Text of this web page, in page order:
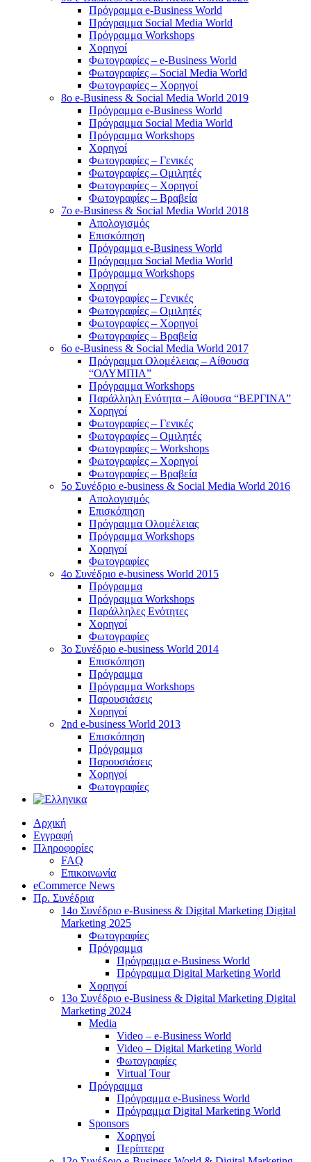
Πρόγραμμα e-Business World
Πρόγραμμα Social Media World
Πρόγραμμα Workshops
Χορηγοί
Φωτογραφίες – e-Business World
Φωτογραφίες – Social Media World
Φωτογραφίες – Χορηγοί
8o e-Business & Social Media World 2019
Πρόγραμμα e-Business World
Πρόγραμμα Social Media World
Πρόγραμμα Workshops
Χορηγοί
Φωτογραφίες – Γενικές
Φωτογραφίες – Ομιλητές
Φωτογραφίες – Χορηγοί
Φωτογραφίες – Βραβεία
7o e-Business & Social Media World 2018
Απολογισμός
Επισκόπηση
Πρόγραμμα e-Business World
Πρόγραμμα Social Media World
Πρόγραμμα Workshops
Χορηγοί
Φωτογραφίες – Γενικές
Φωτογραφίες – Ομιλητές
Φωτογραφίες – Χορηγοί
Φωτογραφίες – Βραβεία
6o e-Business & Social Media World 2017
Πρόγραμμα Ολομέλειας – Αίθουσα
“ΟΛΥΜΠΙΑ”
Πρόγραμμα Workshops
Παράλληλη Ενότητα – Αίθουσα “ΒΕΡΓΙΝΑ”
Χορηγοί
Φωτογραφίες – Γενικές
Φωτογραφίες – Ομιλητές
Φωτογραφίες – Workshops
Φωτογραφίες – Χορηγοί
Φωτογραφίες – Βραβεία
5o Συνέδριο e-business & Social Media World 2016
Απολογισμός
Επισκόπηση
Πρόγραμμα Ολομέλειας
Πρόγραμμα Workshops
Χορηγοί
Φωτογραφίες
4o Συνέδριο e-business World 2015
Πρόγραμμα
Πρόγραμμα Workshops
Παράλληλες Ενότητες
Χορηγοί
Φωτογραφίες
3ο Συνέδριο e-business World 2014
Επισκόπηση
Πρόγραμμα
Πρόγραμμα Workshops
Παρουσιάσεις
Χορηγοί
2nd e-business World 2013
Επισκόπηση
Πρόγραμμα
Παρουσιάσεις
Χορηγοί
Φωτογραφίες
Αρχική
Εγγραφή
Πληροφορίες
FAQ
Επικοινωνία
eCommerce News
Πρ. Συνέδρια
14o Συνέδριο e-Business & Digital Marketing Digital
Marketing 2025
Φωτογραφίες
Πρόγραμμα
Πρόγραμμα e-Business World
Πρόγραμμα Digital Marketing World
Χορηγοί
13o Συνέδριο e-Business & Digital Marketing Digital
Marketing 2024
Media
Video – e-Business World
Video – Digital Marketing World
Φωτογραφίες
Virtual Tour
Πρόγραμμα
Πρόγραμμα e-Business World
Πρόγραμμα Digital Marketing World
Sponsors
Χορηγοί
Περίπτερα